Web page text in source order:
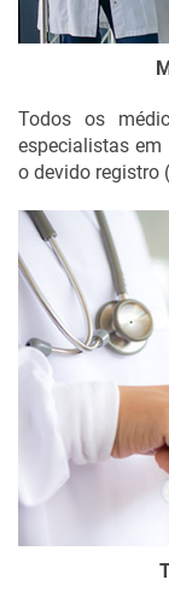
Todos os
especialistas
o devido registro